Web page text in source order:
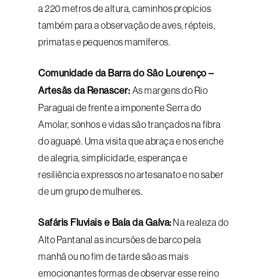
a 220 metros de altura, caminhos propícios
também para a observação de aves, répteis,
primatas e pequenos mamíferos.
Comunidade da Barra do São Lourenço –
Artesãs da Renascer: As margens do Rio
Paraguai de frente a imponente Serra do
Amolar, sonhos e vidas são trançados na fibra
do aguapé. Uma visita que abraça e nos enche
de alegria, simplicidade, esperança e
resiliência expressos no artesanato e no saber
de um grupo de mulheres.
Safáris Fluviais e Baía da Gaíva: Na realeza do
Alto Pantanal as incursões de barco pela
manhã ou no fim de tarde são as mais
emocionantes formas de observar esse reino